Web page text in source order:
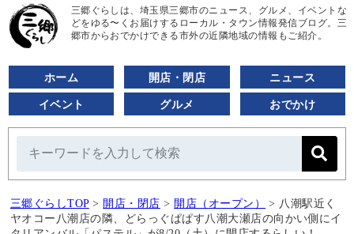
三郷ぐらしは、埼玉県三郷市のニュース、グルメ、イベントな
どをゆる〜くお届けするローカル・タウン情報発信ブログ。三
郷市からおでかけできる市外の近隣地域の情報もご紹介。
ホーム 開店・閉店 ニュース
イベント グルメ おでかけ
三郷ぐらしTOP > 開店・閉店 > 開店（オープン） > 八潮駅近く
ヤオコー八潮店の隣、どらっぐぱぱす八潮大瀬店の向かい側にイ